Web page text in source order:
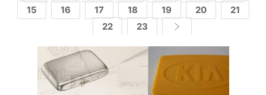
15
16 17 18 19 20
21
22
23